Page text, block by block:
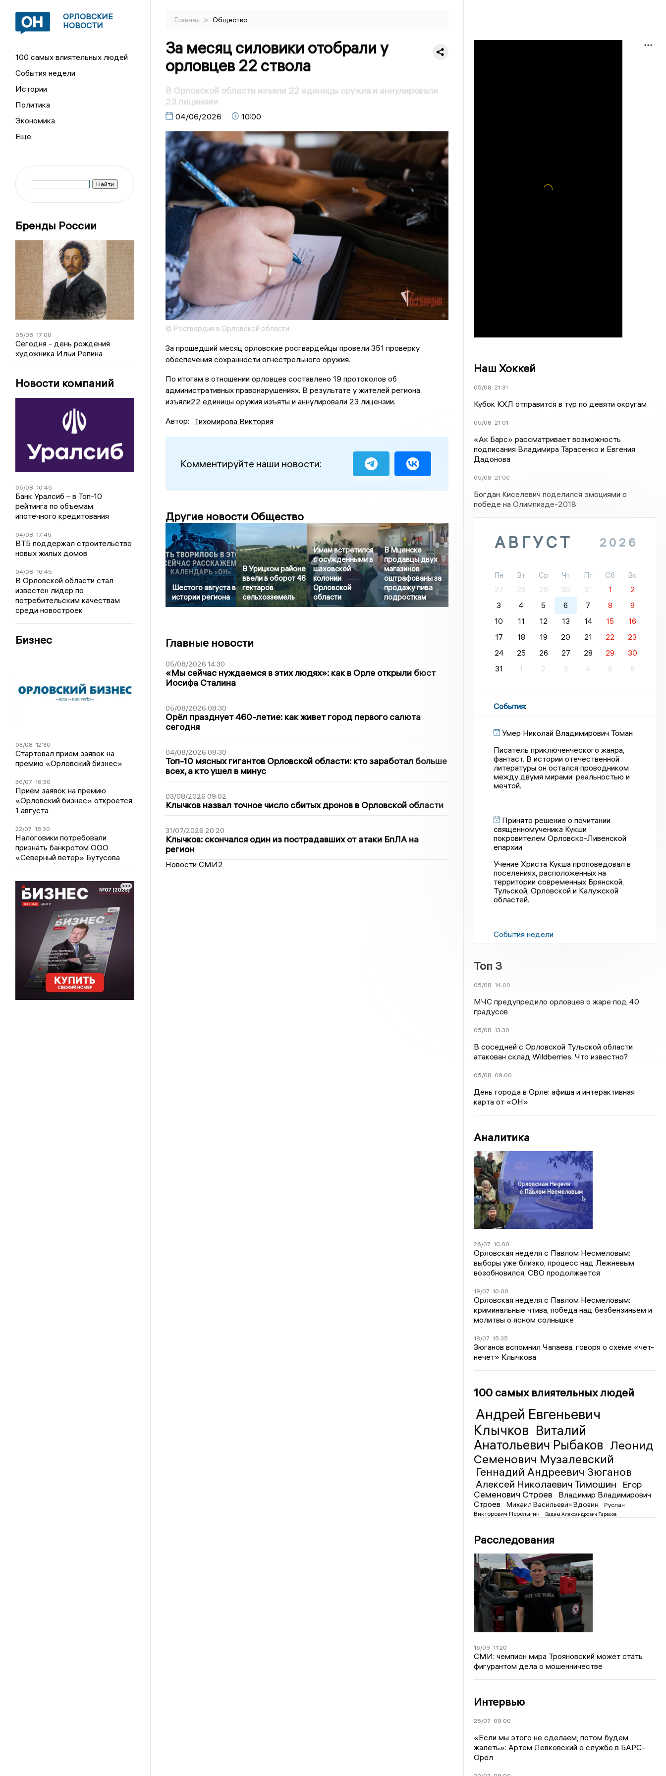
ОРЛОВСКИЕ
НОВОСТИ
100 самых влиятельных людей
События недели
Истории
Политика
Экономика
Бренды России
05/08 17:00
Сегодня - день рождения
художника Ильи Репина
Новости компаний
05/08 10:45
Банк Уралсиб – в Топ-10
рейтинга по объемам
ипотечного кредитования
04/08 17:45
ВТБ поддержал строительство
новых жилых домов
04/08 16:45
В Орловской области стал
известен лидер по
потребительским качествам
среди новостроек
Бизнес
03/08 12:30
Стартовал прием заявок на
премию «Орловский бизнес»
30/07 16:30
Прием заявок на премию
«Орловский бизнес» откроется
1 августа
22/07 18:30
Налоговики потребовали
признать банкротом ООО
«Северный ветер» Бутусова
Главная > Общество
За месяц силовики отобрали у
орловцев 22 ствола
В Орловской области изъяли 22 единицы оружия и аннулировали
23 лицензии
04/06/2026 10:00
© Росгвардия в Орловской области
За прошедший месяц орловские росгвардейцы провели 351 проверку
обеспечения сохранности огнестрельного оружия.
По итогам в отношении орловцев составлено 19 протоколов об
административных правонарушениях. В результате у жителей региона
изъяли22 единицы оружия изъяты и аннулировали 23 лицензии.
Автор: Тихомирова Виктория
Комментируйте наши новости:
Другие новости Общество
Шестого августа в
истории региона
В Урицком районе
ввели в оборот 46
гектаров
сельхозземель
Имам встретился
с осужденными в
шаховской
колонии
Орловской
области
В Мценске
продавцы двух
магазинов
оштрафованы за
продажу пива
подросткам
Главные новости
05/08/2026 14:30
«Мы сейчас нуждаемся в этих людях»: как в Орле открыли бюст
Иосифа Сталина
05/08/2026 08:30
Орёл празднует 460-летие: как живет город первого салюта
сегодня
04/08/2026 08:30
Топ-10 мясных гигантов Орловской области: кто заработал больше
всех, а кто ушел в минус
03/08/2026 09:02
Клычков назвал точное число сбитых дронов в Орловской области
31/07/2026 20:20
Клычков: скончался один из пострадавших от атаки БпЛА на
регион
Новости СМИ2
Наш Хоккей
05/08 21:31
Кубок КХЛ отправится в тур по девяти округам
05/08 21:01
«Ак Барс» рассматривает возможность
подписания Владимира Тарасенко и Евгения
Дадонова
05/08 21:00
Богдан Киселевич поделился эмоциями о
победе на Олимпиаде-2018
АВГУСТ 2026
Пн Вт Ср Чт Пт Сб
Вс
27
28 29 30 31 1
2
3
4 5 6 7 8
9
10
11 12 13 14 15
16
17
18 19 20 21 22
23
24
25 26 27 28 29
30
31
1 2 3 4 5 6
События:
Умер Николай Владимирович Томан
Писатель приключенческого жанра,
фантаст. В истории отечественной
литературы он остался проводником
между двумя мирами: реальностью и
мечтой.
Принято решение о почитании
священномученика Кукши
покровителем Орловско-Ливенской
епархии
Учение Христа Кукша проповедовал в
поселениях, расположенных на
территории современных Брянской,
Тульской, Орловской и Калужской
областей.
События недели
Топ 3
05/08 14:00
МЧС предупредило орловцев о жаре под 40
градусов
05/08 13:30
В соседней с Орловской Тульской области
атакован склад Wildberries. Что известно?
05/08 09:00
День города в Орле: афиша и интерактивная
карта от «ОН»
Аналитика
26/07 10:00
Орловская неделя с Павлом Несмеловым:
выборы уже близко, процесс над Лежневым
возобновился, СВО продолжается
19/07 10:00
Орловская неделя с Павлом Несмеловым:
криминальные чтива, победа над безбензиньем и
молитвы о ясном солнышке
18/07 15:35
Зюганов вспомнил Чапаева, говоря о схеме «чет-
нечет» Клычкова
100 самых влиятельных людей
Андрей Евгеньевич
Клычков Виталий
Анатольевич Рыбаков Леонид
Семенович Музалевский
Геннадий Андреевич Зюганов
Алексей Николаевич Тимошин
Егор
Семенович Строев
Владимир Владимирович
Строев
Михаил Васильевич Вдовин
Руслан
Викторович Перелыгин
Вадим Александрович Тарасов
Расследования
16/09 11:20
СМИ: чемпион мира Трояновский может стать
фигурантом дела о мошенничестве
Интервью
25/07 09:00
«Если мы этого не сделаем, потом будем
жалеть»: Артем Левковский о службе в БАРС-
Орел